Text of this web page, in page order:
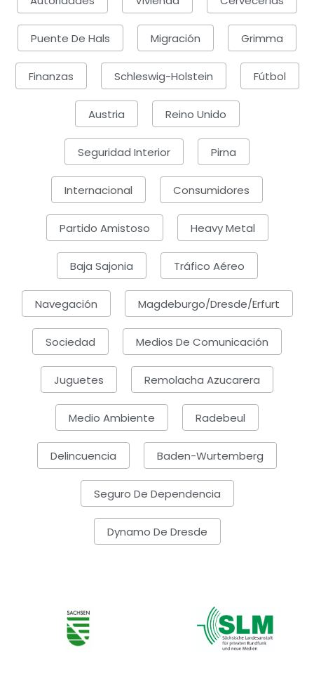
Puente De Hals Migración Grimma
Finanzas Schleswig-Holstein Fútbol
Austria Reino Unido
Seguridad Interior Pirna
Internacional Consumidores
Partido Amistoso Heavy Metal
Baja Sajonia Tráfico Aéreo
Navegación Magdeburgo/Dresde/Erfurt
Sociedad Medios De Comunicación
Juguetes Remolacha Azucarera
Medio Ambiente Radebeul
Delincuencia Baden-Wurtemberg
Seguro De Dependencia
Dynamo De Dresde